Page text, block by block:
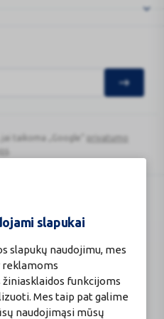
slapukai
slapukų naudojimu, mes
reklamoms
funkcijoms
Mes taip pat galime
naudojimąsi mūsų
jai taikoma „Google“
privatumo
k., Gamybos g. 4
190004257